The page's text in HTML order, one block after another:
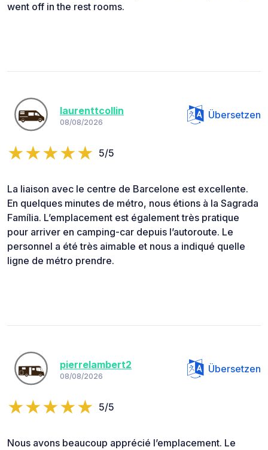
went off in the rest rooms.
laurenttcollin
08/08/2026
Übersetzen
5/5
La liaison avec le centre de Barcelone est excellente.
En quelques minutes de métro, nous étions à la Sagrada
Família. L’emplacement est également très pratique
pour arriver en camping-car depuis l’autoroute. Le
personnel a été très aimable et nous a indiqué quelle
ligne de métro prendre.
pierrelambert2
08/08/2026
Übersetzen
5/5
Nous avons beaucoup apprécié l’emplacement. Le